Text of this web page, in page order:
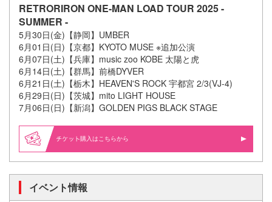
RETRORIRON ONE-MAN LOAD TOUR 2025 -
SUMMER -
5月30日(金)【静岡】UMBER
6月01日(日)【京都】KYOTO MUSE ※追加公演
6月07日(土)【兵庫】music zoo KOBE 太陽と虎
6月14日(土)【群馬】前橋DYVER
6月21日(土)【栃木】HEAVEN'S ROCK 宇都宮 2/3(VJ-4)
6月29日(日)【茨城】mito LIGHT HOUSE
7月06日(日)【新潟】GOLDEN PIGS BLACK STAGE
購入はこちらから
イベント情報